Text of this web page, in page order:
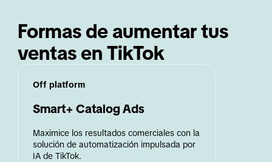
Formas de aumentar tus
ventas en TikTok
Off platform
Smart+ Catalog Ads
Maximice los resultados comerciales con la
solución de automatización impulsada por
IA de TikTok.